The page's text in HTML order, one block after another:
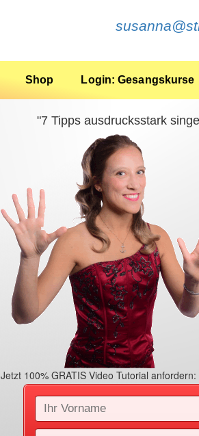
Shop Login: Gesangskurse
"7 Tipps ausdrucksstark
Jetzt 100% GRATIS Video Tutorial anfordern: